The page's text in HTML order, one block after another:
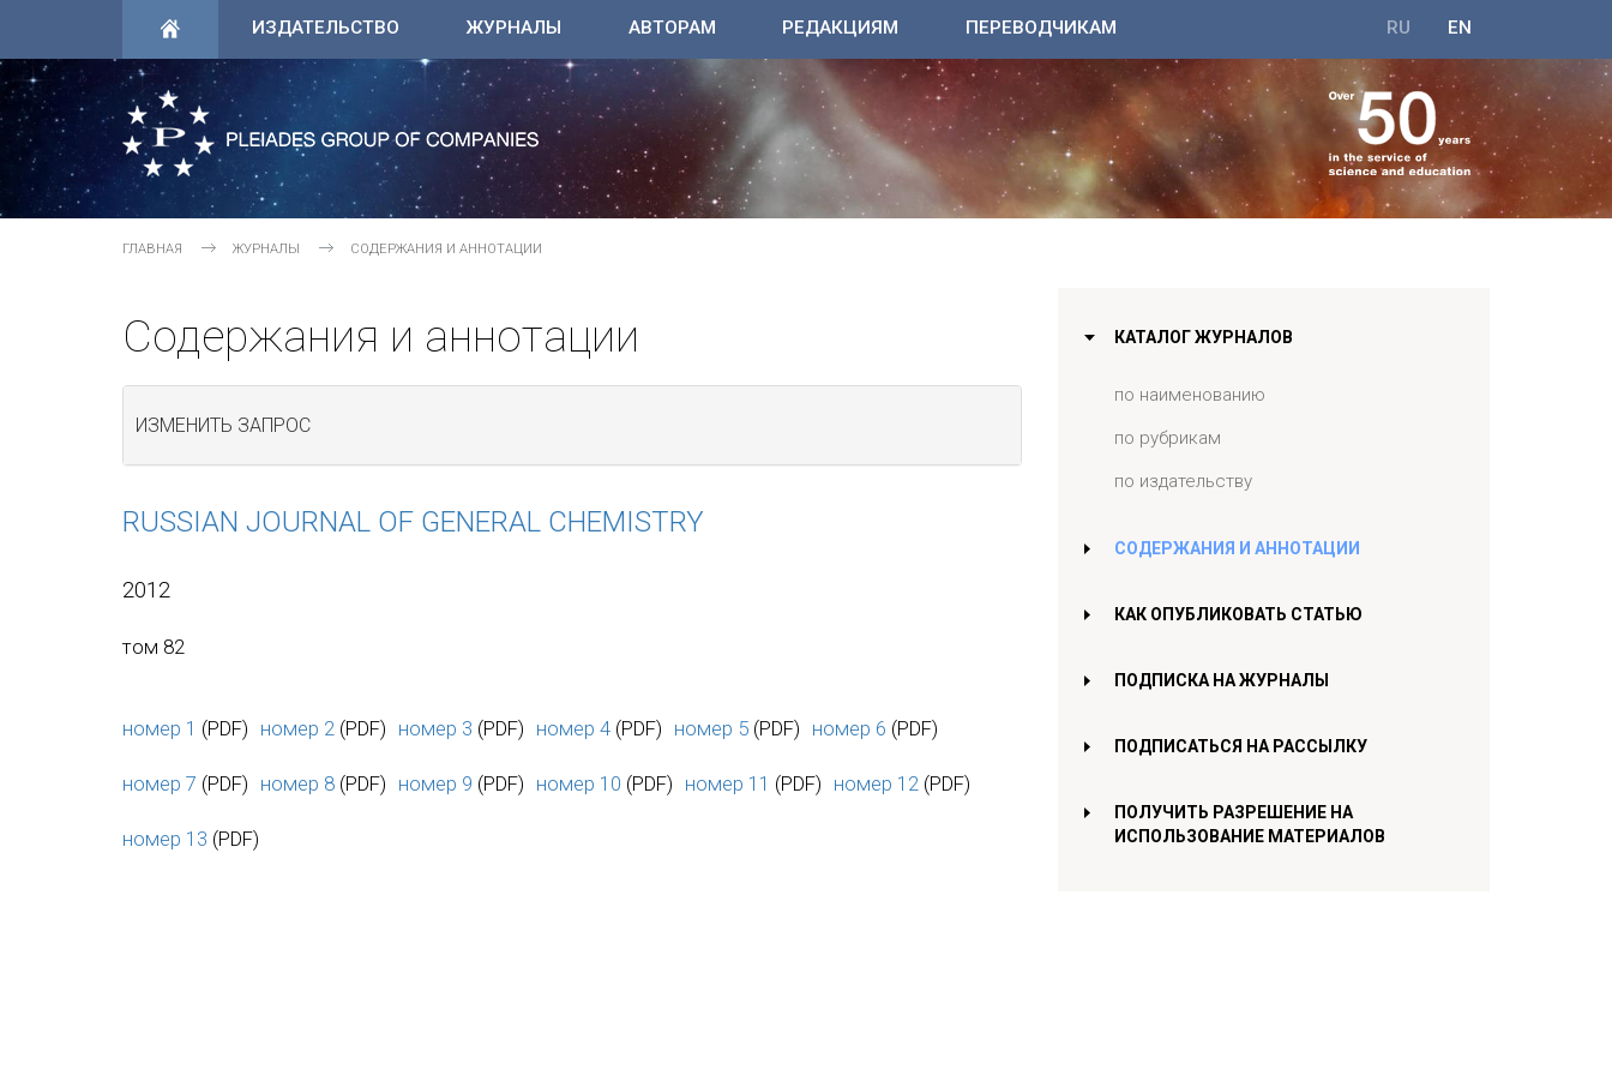
ИЗДАТЕЛЬСТВО ЖУРНАЛЫ АВТОРАМ РЕДАКЦИЯМ ПЕРЕВОДЧИКАМ EN
RU
ГЛАВНАЯ ЖУРНАЛЫ СОДЕРЖАНИЯ И АННОТАЦИИ
Содержания и аннотации
ИЗМЕНИТЬ ЗАПРОС
RUSSIAN JOURNAL OF GENERAL CHEMISTRY
2012
том 82
номер 1 (PDF) номер 2 (PDF) номер 3 (PDF) номер 4 (PDF) номер 5 (PDF) номер 6 (PDF)
номер 7 (PDF) номер 8 (PDF) номер 9 (PDF) номер 10 (PDF) номер 11 (PDF) номер 12 (PDF)
номер 13 (PDF)
КАТАЛОГ ЖУРНАЛОВ
по наименованию
по рубрикам
по издательству
СОДЕРЖАНИЯ И АННОТАЦИИ
КАК ОПУБЛИКОВАТЬ СТАТЬЮ
ПОДПИСКА НА ЖУРНАЛЫ
ПОДПИСАТЬСЯ НА РАССЫЛКУ
ПОЛУЧИТЬ РАЗРЕШЕНИЕ НА
ИСПОЛЬЗОВАНИЕ МАТЕРИАЛОВ